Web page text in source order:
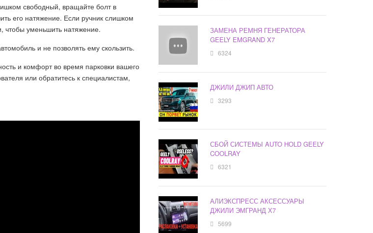
свободный, вращайте болт в
его натяжение. Если ручник слишком
чтобы уменьшить натяжение.
и не позволять ему скользить.
и комфорт во время парковки вашего
или обратитесь к специалистам,
ЗАМЕНА РЕМНЯ ГЕНЕРАТОРА
GEELY EMGRAND X7
6324
ДЖИЛИ ДЖИП АВТО
3293
СБОЙ СИСТЕМЫ AUTO HOLD GEELY
COOLRAY
6321
АЛИЭКСПРЕСС АКСЕССУАРЫ
ДЖИЛИ ЭМГРАНД Х7
5699